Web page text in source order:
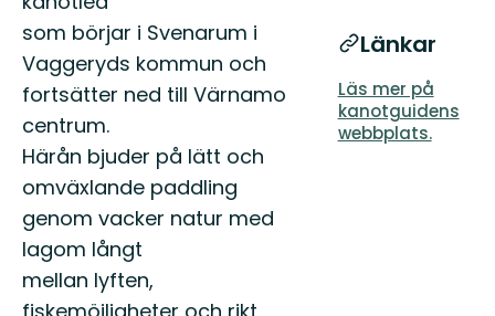
som börjar i Svenarum i
Vaggeryds kommun och
fortsätter ned till Värnamo
centrum.
Härån bjuder på lätt och
omväxlande paddling
genom vacker natur med
lagom långt
mellan lyften,
Länkar
Läs mer på
kanotguidens
webbplats.